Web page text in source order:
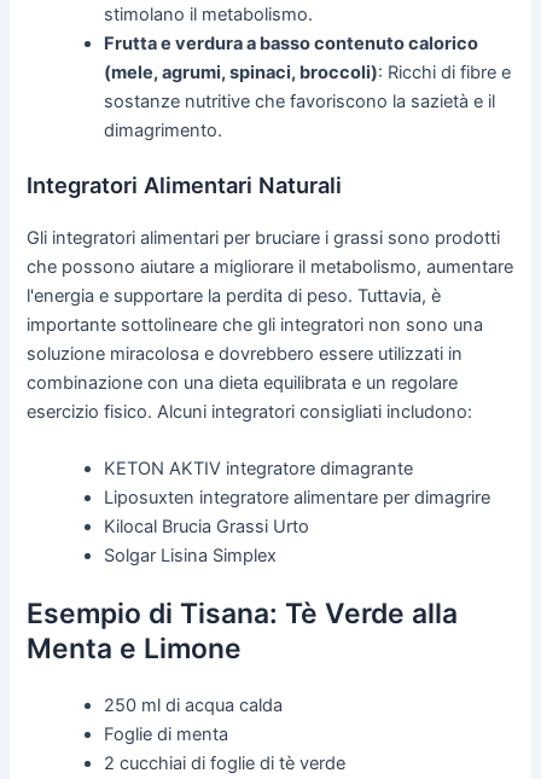
stimolano il metabolismo.
Frutta e verdura a basso contenuto calorico
(mele, agrumi, spinaci, broccoli): Ricchi di fibre e
sostanze nutritive che favoriscono la sazietà e il
dimagrimento.
Integratori Alimentari Naturali
Gli integratori alimentari per bruciare i grassi sono prodotti
che possono aiutare a migliorare il metabolismo, aumentare
l'energia e supportare la perdita di peso. Tuttavia, è
importante sottolineare che gli integratori non sono una
soluzione miracolosa e dovrebbero essere utilizzati in
combinazione con una dieta equilibrata e un regolare
esercizio fisico. Alcuni integratori consigliati includono:
KETON AKTIV integratore dimagrante
Liposuxten integratore alimentare per dimagrire
Kilocal Brucia Grassi Urto
Solgar Lisina Simplex
Esempio di Tisana: Tè Verde alla
Menta e Limone
250 ml di acqua calda
Foglie di menta
2 cucchiai di foglie di tè verde